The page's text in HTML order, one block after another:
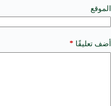
الموقع
أضف تعليقًا *
e
: